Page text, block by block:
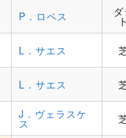
P．ロペス ト
L．サエス
L．サエス
J．ヴェラスケ
ス